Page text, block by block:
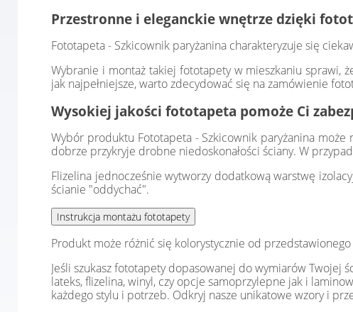
Przestronne i eleganckie wnętrze dzięki
Fototapeta - Szkicownik paryżanina charakteryzuje się
Wybranie i montaż takiej fototapety w mieszkaniu sprawi,
jak najpełniejsze, warto zdecydować się na zamówienie
Wysokiej jakości fototapeta pomoże Ci
Wybór produktu Fototapeta - Szkicownik paryżanina
dobrze przykryje drobne niedoskonałości ściany. W
Flizelina jednocześnie wytworzy dodatkową warstwę
ścianie "oddychać".
Produkt może różnić się kolorystycznie od
Jeśli szukasz fototapety dopasowanej do wymiarów Twojej
lateks, flizelina, winyl, czy opcje samoprzylepne jak i
każdego stylu i potrzeb. Odkryj nasze unikatowe wzory i